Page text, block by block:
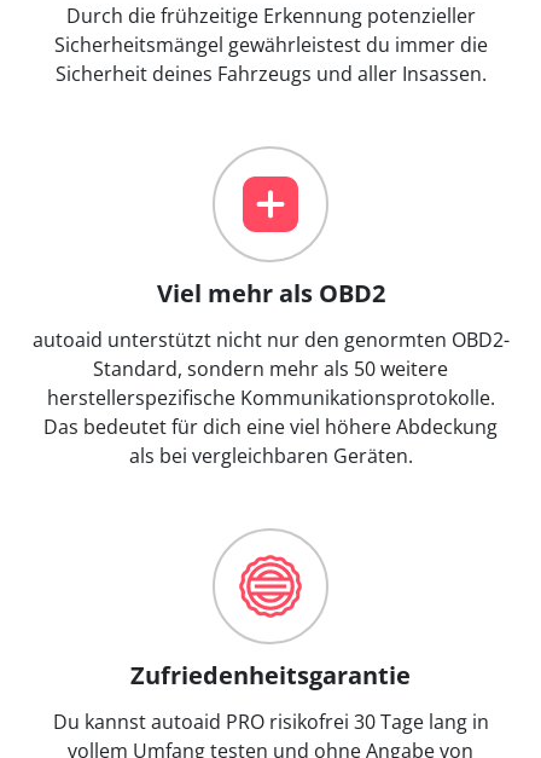
Durch die frühzeitige Erkennung potenzieller
Sicherheitsmängel gewährleistest du immer die
Sicherheit deines Fahrzeugs und aller Insassen.
Viel mehr als OBD2
autoaid unterstützt nicht nur den genormten OBD2-
Standard, sondern mehr als 50 weitere
herstellerspezifische Kommunikationsprotokolle.
Das bedeutet für dich eine viel höhere Abdeckung
als bei vergleichbaren Geräten.
Zufriedenheitsgarantie
Du kannst autoaid PRO risikofrei 30 Tage lang in
vollem Umfang testen und ohne Angabe von